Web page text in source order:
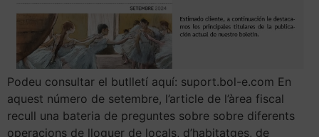
Podeu consultar el butlletí aquí: suport.bol-e.com En
aquest número de setembre, l’article de l’àrea fiscal
recull una bateria de preguntes sobre sobre diferents
operacions de lloguer de locals, d’habitatges, de